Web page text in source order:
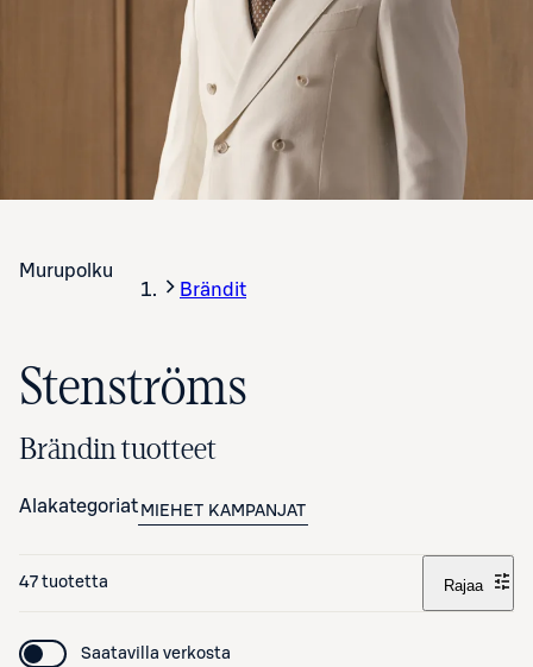
Murupolku
Brändit
Stenströms
Brändin tuotteet
Alakategoriat MIEHET KAMPANJAT
47 tuotetta Rajaa
Saatavilla verkosta